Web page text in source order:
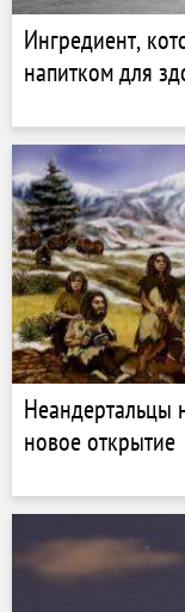
Ингредиент,
напитком для
Неандертальцы
новое открытие